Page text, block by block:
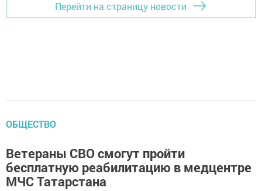
Перейти на страницу новости
ОБЩЕСТВО
Ветераны СВО смогут пройти
бесплатную реабилитацию в медцентре
МЧС Татарстана